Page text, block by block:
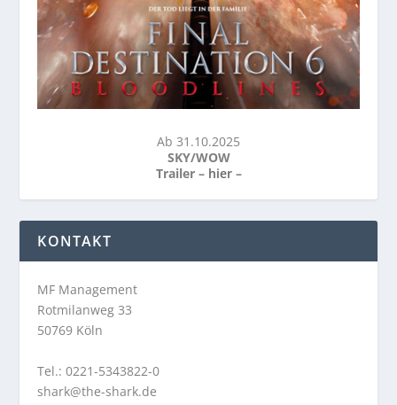
Ab 31.10.2025
SKY/WOW
Trailer – hier –
KONTAKT
MF Management
Rotmilanweg 33
50769 Köln
Tel.: 0221-5343822-0
shark@the-shark.de